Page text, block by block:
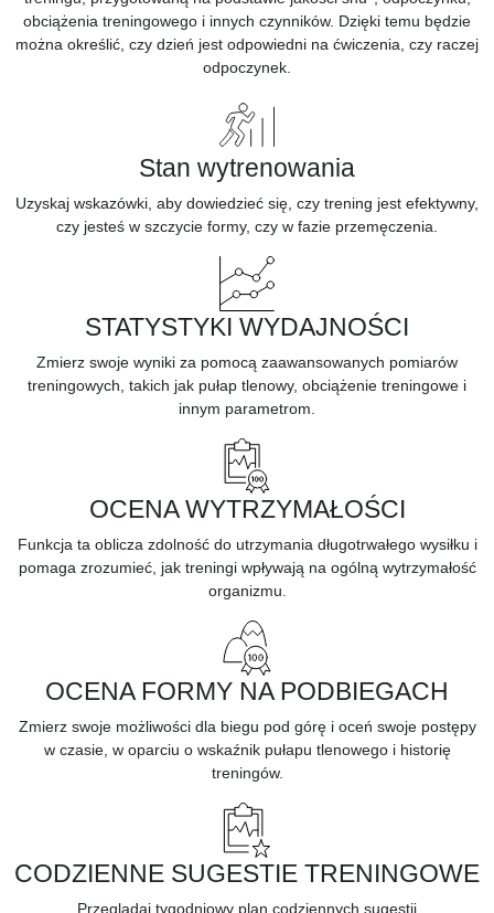
obciążenia treningowego i innych czynników. Dzięki temu będzie
można określić, czy dzień jest odpowiedni na ćwiczenia, czy raczej
odpoczynek.
Stan wytrenowania
Uzyskaj wskazówki, aby dowiedzieć się, czy trening jest efektywny,
czy jesteś w szczycie formy, czy w fazie przemęczenia.
STATYSTYKI WYDAJNOŚCI
Zmierz swoje wyniki za pomocą zaawansowanych pomiarów
treningowych, takich jak pułap tlenowy, obciążenie treningowe i
innym parametrom.
OCENA WYTRZYMAŁOŚCI
Funkcja ta oblicza zdolność do utrzymania długotrwałego wysiłku i
pomaga zrozumieć, jak treningi wpływają na ogólną wytrzymałość
organizmu.
OCENA FORMY NA PODBIEGACH
Zmierz swoje możliwości dla biegu pod górę i oceń swoje postępy
w czasie, w oparciu o wskaźnik pułapu tlenowego i historię
treningów.
CODZIENNE SUGESTIE TRENINGOWE
Przeglądaj tygodniowy plan codziennych sugestii